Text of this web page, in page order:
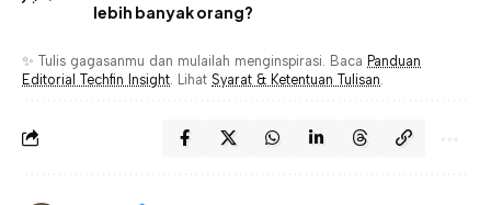
lebih banyak orang?
✨ Tulis gagasanmu dan mulailah menginspirasi. Baca Panduan
Editorial Techfin Insight . Lihat Syarat & Ketentuan Tulisan